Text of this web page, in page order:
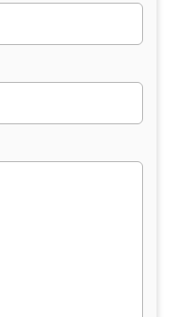
Achter de woning